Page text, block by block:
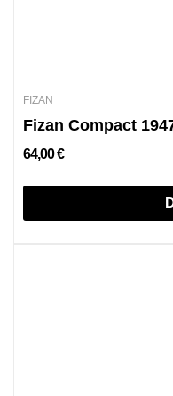
FIZAN
Fizan Compact
64,00 €